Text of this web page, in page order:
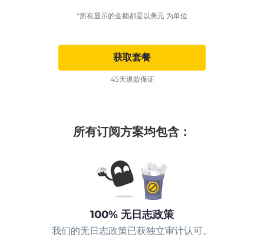
*所有显示的金额都是以美元 为单位
获取套餐
45天退款保证
所有订阅方案均包含：
100% 无日志政策
我们的无日志政策已获独立审计认可。